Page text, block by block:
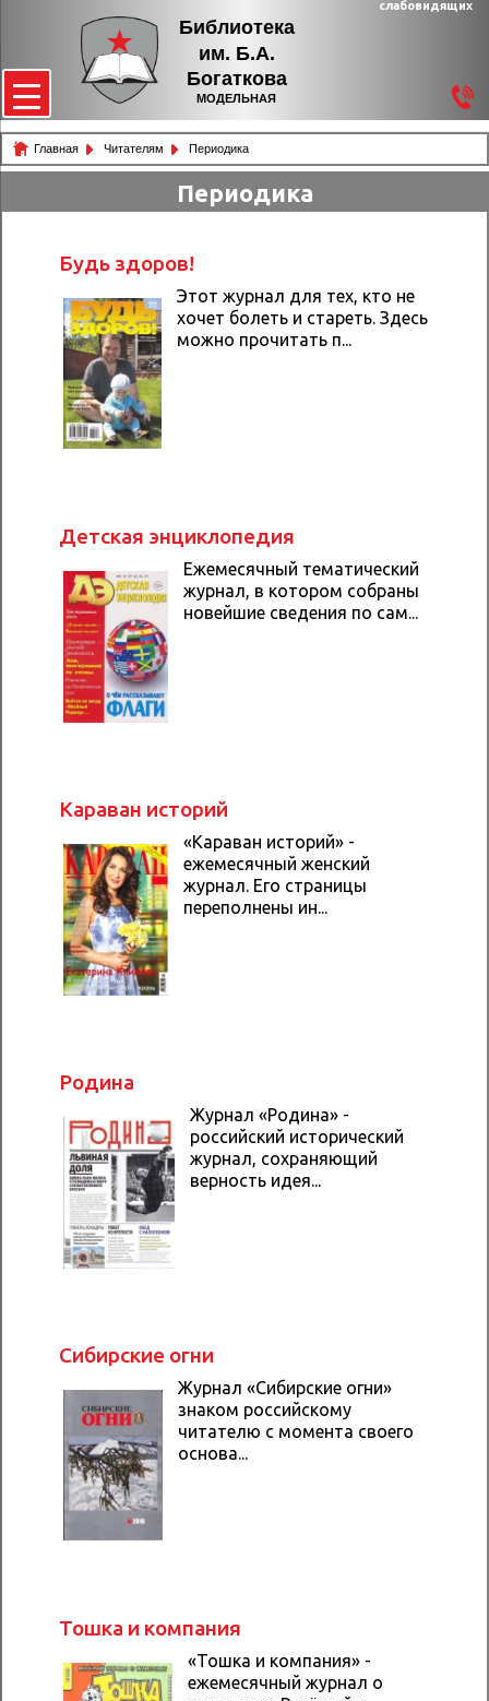
Библиотека
им. Б.А.
Богаткова
МОДЕЛЬНАЯ
слабовидящих
Главная Читателям Периодика
Периодика
Будь здоров!
Этот журнал для тех, кто не
хочет болеть и стареть. Здесь
можно прочитать п...
Детская энциклопедия
Ежемесячный тематический
журнал, в котором собраны
новейшие сведения по сам...
Караван историй
«Караван историй» -
ежемесячный женский
журнал. Его страницы
переполнены ин...
Родина
Журнал «Родина» -
российский исторический
журнал, сохраняющий
верность идея...
Сибирские огни
Журнал «Сибирские огни»
знаком российскому
читателю с момента своего
основа...
Тошка и компания
«Тошка и компания» -
ежемесячный журнал о